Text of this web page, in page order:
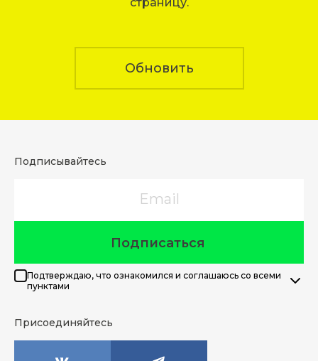
Обновить
Подписывайтесь
Подписаться
Подтверждаю, что ознакомился и соглашаюсь со всеми
пунктами
Присоединяйтесь